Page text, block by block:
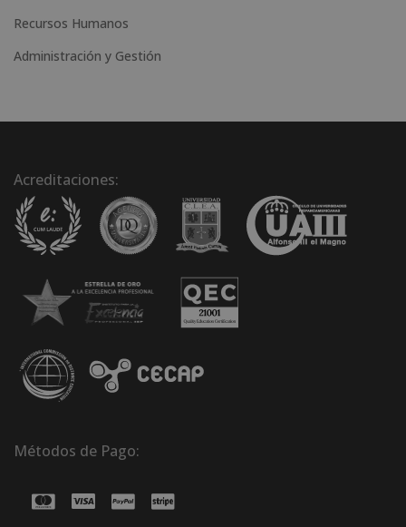
Recursos Humanos
Administración y Gestión
Acreditaciones:
Métodos de Pago: